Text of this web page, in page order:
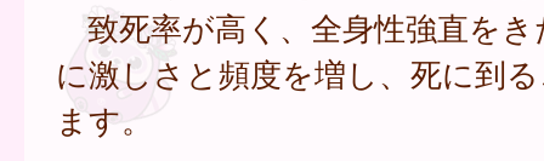
致死率が高く、全身性強直をき
に激しさと頻度を増し、死に到
ます。